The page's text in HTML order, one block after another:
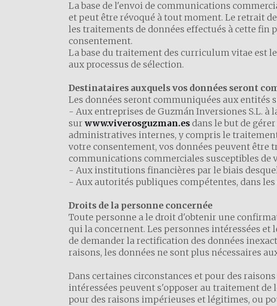
La base de l'envoi de communications
et peut être révoqué à tout moment. Le retrait
les traitements de données effectués à cette
consentement.
La base du traitement des curriculum vitae est
aux processus de sélection.
Destinataires auxquels vos données seront
Les données seront communiquées aux entités
- Aux entreprises de Guzmán Inversiones S.L.
sur www.viverosguzman.es dans le but de
administratives internes, y compris le
votre consentement, vos données peuvent être
communications commerciales susceptibles
- Aux institutions financières par le biais
- Aux autorités publiques compétentes, dans
Droits de la personne concernée
Toute personne a le droit d'obtenir une
qui la concernent. Les personnes intéressées
de demander la rectification des données
raisons, les données ne sont plus nécessaires
Dans certaines circonstances et pour des
intéressées peuvent s'opposer au traitement de
pour des raisons impérieuses et légitimes, ou